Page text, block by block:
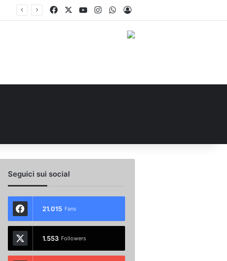
FacebookYou TubeInstagramWhatsApp
Accedi
Seguici sui social
21.015 Fans
1.553 Followers